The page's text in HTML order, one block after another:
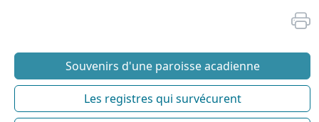
Souvenirs d'une paroisse acadienne
Les registres qui survécurent